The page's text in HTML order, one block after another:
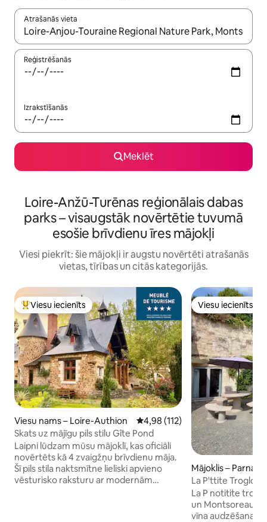
Atrašanās vieta
Kad rezultāti kļūs pieejami, izmantojiet bultiņu uz augšu un
Reģistrēšanās
Izrakstīšanās
Meklēt
Loire-Anžū-Turēnas reģionālais dabas
parks – visaugstāk novērtētie tuvumā
esošie brīvdienu īres mājokļi
Viesi piekrīt: šie mājokļi ir augstu novērtēti atrašanās
vietas, tīrības un citās kategorijās.
Populārs viesu iecienīts mājoklis
Viesu iecienīts
Viesu nams – Loire-Authion Vidējais vērtējums: 4,98 no 5,
4,98 (112)
Skats uz mājīgu pils stilu Gîte Pond
Laipni lūdzam mūsu mājoklī, kas oficiāli
novērtēts kā 4 zvaigžņu brīvdienu māja.
Šī pils stila naktsmītne lieliski apvieno
vēsturisko raksturu ar modernām
Viesu iecienīts
Viesu iecienīts
Mājoklis – Parnay
La P'ttite Troglo -
La P notitite
un Montsoreau,
vīna audzēšanas